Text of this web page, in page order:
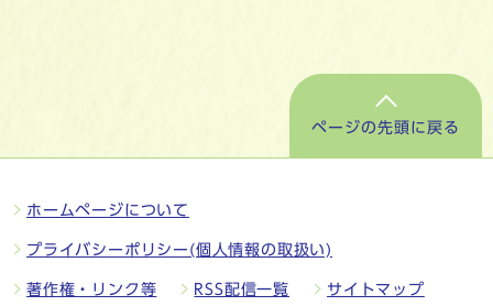
ページの先頭に戻る
ホームページについて
プライバシーポリシー(個人情報の取扱い)
著作権・リンク等 RSS配信一覧 サイトマップ